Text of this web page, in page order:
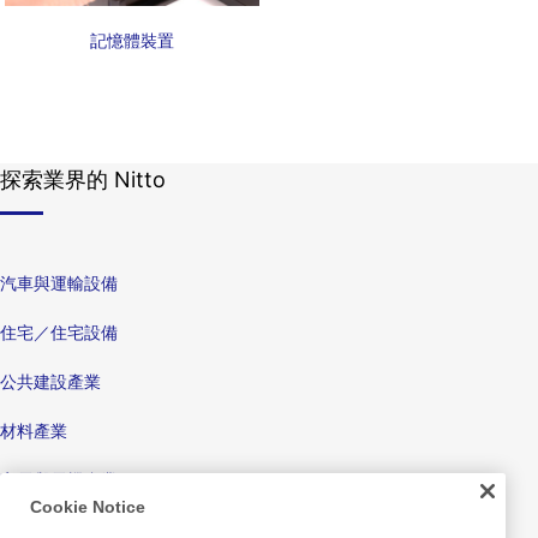
記憶體裝置
探索業界的 Nitto
汽車與運輸設備
住宅／住宅設備
公共建設產業
材料產業
家電與電機產業
Cookie Notice